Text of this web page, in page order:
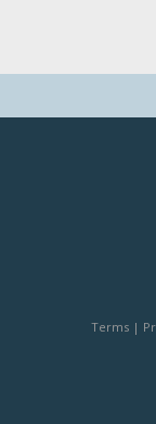
Terms|